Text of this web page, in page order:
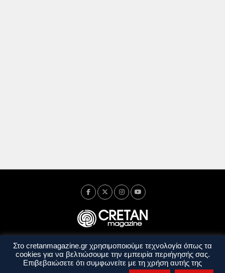
Ταυτότητα Πολιτική Απορρήτου
Όροι Χρήσης
Όροι και Προϋποθέσεις
Στο cretanmagazine.gr χρησιμοποιούμε τεχνολογία όπως τα
cookies για να βελτιώσουμε την εμπειρία περιήγησής σας.
Επιβεβαιώσετε ότι συμφωνείτε με τη χρήση αυτής της